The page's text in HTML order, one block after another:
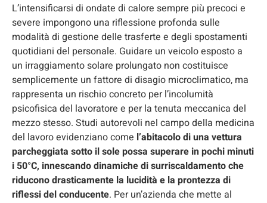
L’intensificarsi di ondate di calore sempre più precoci e
severe impongono una riflessione profonda sulle
modalità di gestione delle trasferte e degli spostamenti
quotidiani del personale. Guidare un veicolo esposto a
un irraggiamento solare prolungato non costituisce
semplicemente un fattore di disagio microclimatico, ma
rappresenta un rischio concreto per l’incolumità
psicofisica del lavoratore e per la tenuta meccanica del
mezzo stesso. Studi autorevoli nel campo della medicina
del lavoro evidenziano come l’abitacolo di una vettura
parcheggiata sotto il sole possa superare in pochi minuti
i 50°C, innescando dinamiche di surriscaldamento che
riducono drasticamente la lucidità e la prontezza di
riflessi del conducente. Per un’azienda che mette al